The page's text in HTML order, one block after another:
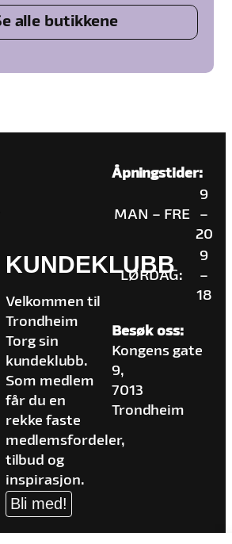
alle butikkene
KUNDEKLUBB
Velkommen til
Trondheim
Torg sin
kundeklubb.
Som medlem
får du en
rekke faste
medlemsfordeler,
tilbud og
inspirasjon.
Bli med!
Åpningstider:
MAN – FRE
9
–
20
LØRDAG:
9
–
18
Besøk oss:
Kongens gate
9,
7013
Trondheim